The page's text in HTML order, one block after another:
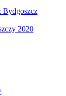
Bydgoszcz
2020